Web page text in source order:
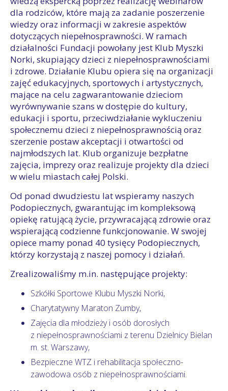
dla rodziców, które mają za zadanie poszerzenie
wiedzy oraz informacji w zakresie aspektów
dotyczących niepełnosprawności. W ramach
działalności Fundacji powołany jest Klub Myszki
Norki, skupiający dzieci z niepełnosprawnościami
i zdrowe. Działanie Klubu opiera się na organizacji
zajęć edukacyjnych, sportowych i artystycznych,
mające na celu zagwarantowanie dzieciom
wyrównywanie szans w dostępie do kultury,
edukacji i sportu, przeciwdziałanie wykluczeniu
społecznemu dzieci z niepełnosprawnością oraz
szerzenie postaw akceptacji i otwartości od
najmłodszych lat. Klub organizuje bezpłatne
zajęcia, imprezy oraz realizuje projekty dla dzieci
w wielu miastach całej Polski.
Od ponad dwudziestu lat wspieramy naszych
Podopiecznych, gwarantując im kompleksową
opiekę ratującą życie, przywracającą zdrowie oraz
wspierającą codzienne funkcjonowanie. W swojej
opiece mamy ponad 40 tysięcy Podopiecznych,
którzy korzystają z naszej pomocy i działań.
Zrealizowaliśmy m.in. następujące projekty:
Szkółki Sportowe Klubu Myszki Norki,
Charytatywny Maraton Zumby,
Zajęcia dla młodzieży i osób dorosłych
z niepełnosprawnościami z terenu Dzielnicy Bielan
m. st. Warszawy,
Bezpieczne WTZ i rehabilitacja społeczno-
zawodowa osób z niepełnosprawnościami.